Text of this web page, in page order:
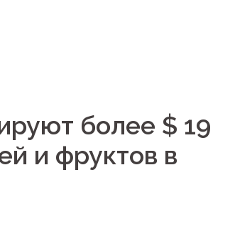
более $ 19
и фруктов в